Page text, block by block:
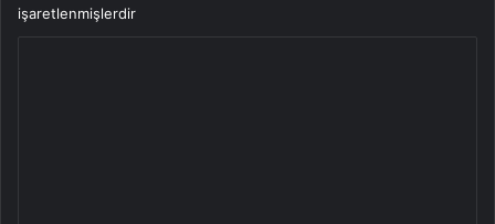
işaretlenmişlerdir